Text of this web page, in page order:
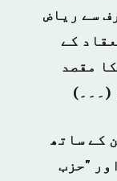
سے ریاض
کے
مقصد
(۔۔۔)
کے ساتھ
"حزب